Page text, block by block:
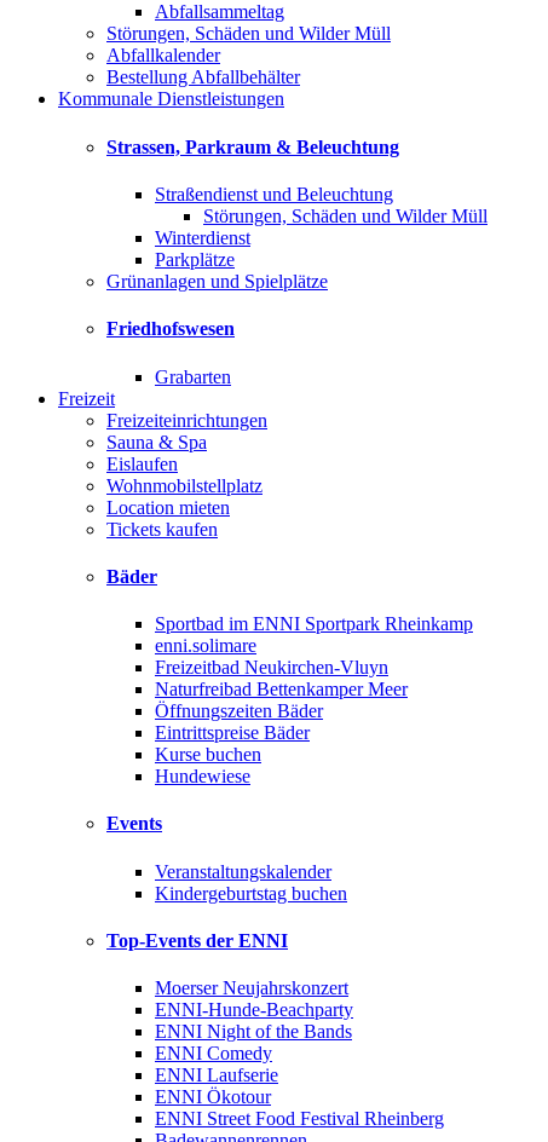
Abfallsammeltag
Störungen, Schäden und Wilder Müll
Abfallkalender
Bestellung Abfallbehälter
Kommunale Dienstleistungen
Strassen, Parkraum & Beleuchtung
Straßendienst und Beleuchtung
Störungen, Schäden und Wilder Müll
Winterdienst
Parkplätze
Grünanlagen und Spielplätze
Friedhofswesen
Grabarten
Freizeit
Freizeiteinrichtungen
Sauna & Spa
Eislaufen
Wohnmobilstellplatz
Location mieten
Tickets kaufen
Bäder
Sportbad im ENNI Sportpark Rheinkamp
enni.solimare
Freizeitbad Neukirchen-Vluyn
Naturfreibad Bettenkamper Meer
Öffnungszeiten Bäder
Eintrittspreise Bäder
Kurse buchen
Hundewiese
Events
Veranstaltungskalender
Kindergeburtstag buchen
Top-Events der ENNI
Moerser Neujahrskonzert
ENNI-Hunde-Beachparty
ENNI Night of the Bands
ENNI Comedy
ENNI Laufserie
ENNI Ökotour
ENNI Street Food Festival Rheinberg